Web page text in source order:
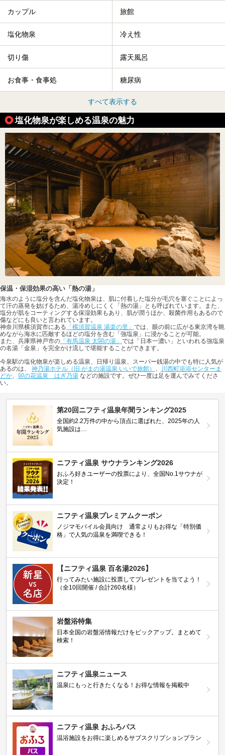
カップル 旅館
塩化物泉 冷え性
切り傷 露天風呂
お食事・食事処 糖尿病
すべて表示する
塩化物泉が楽しめる温泉の魅力
保温・保湿効果の高い「熱の湯」
海水のように塩分を含んだ塩化物泉は、肌に付着した塩分が毛穴を塞ぐことによっ
て汗の蒸発を妨げるため、湯冷めしにくく「熱の湯」とも呼ばれています。また、
塩分が肌をコーティングする保湿効果もあり、肌が潤うほか、殺菌作用もあるので
傷などにも良いと言われています。
神奈川県横須賀市にある 「横須賀温泉 湯楽の里」 では、眼の前に広がる東京湾を眺
めながら海水に匹敵するほどの塩分を含む「強塩泉」に浸かることが可能。
また、兵庫県神戸市の 「有馬温泉 太閤の湯」 では「日本一濃い」といわれる強塩泉
の名湯「金泉」を完全かけ流しで堪能することができます。
今泉駅の塩化物泉が楽しめる温泉、日帰り温泉、スーパー銭湯の中でも特に人気が
あるのは、 神乃湯ホテル（旧 がまの湯温泉 いいで旅館）
川西町浴浴センターま
どか
卯の花温泉 はぎ乃湯 などの施設です。ぜひ一度は足を運んでみてくださ
い。
第20回ニフティ温泉年間ランキング2025
全国約2.2万件の中から頂点に選ばれた、2025年の人
気施設は…
ニフティ温泉 サウナランキング2026
おふろ好きユーザーの投票により、全国No.1サウナが
決定！
ニフティ温泉プレミアムクーポン
ノジマモバイル会員向け 通常よりもお得な「特別価
格」で人気の温泉を満喫できる！
【ニフティ温泉 百名湯2026】
行ってみたい施設に投票してプレゼントを当てよう！
（全10回開催 / 合計260名様）
岩盤浴特集
日本全国の岩盤浴情報だけをピックアップ。まとめて
検索！
ニフティ温泉ニュース
温泉にもっと行きたくなる！お得な情報を掲載中
ニフティ温泉 おふろパス
温浴施設をお得に楽しめるサブスクリプションプラン